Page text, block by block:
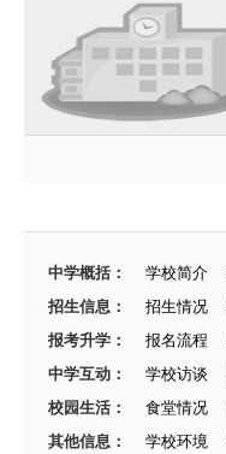
中学概括： 学校简介
招生信息：
招生情况
报考升学：
报名流程
中学互动：
学校访谈
校园生活：
食堂情况
其他信息：
学校环境